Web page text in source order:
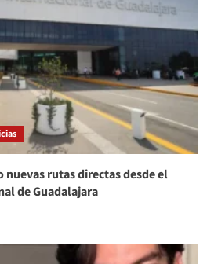
rutas directas desde el
de Guadalajara